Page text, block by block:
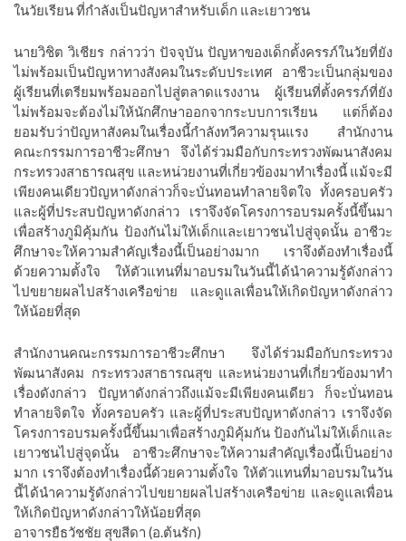
ในวัยเรียน ที่กำลังเป็นปัญหาสำหรับเด็ก และเยาวชน
นายวิชิต วิเชียร กล่าวว่า ปัจจุบัน ปัญหาของเด็กตั้งครรภ์ในวัยที่ยัง
ไม่พร้อมเป็นปัญหาทางสังคมในระดับประเทศ อาชีวะเป็นกลุ่มของ
ผู้เรียนที่เตรียมพร้อมออกไปสู่ตลาดแรงงาน ผู้เรียนที่ตั้งครรภ์ที่ยัง
ไม่พร้อมจะต้องไม่ให้นักศึกษาออกจากระบบการเรียน แต่ก็ต้อง
ยอมรับว่าปัญหาสังคมในเรื่องนี้กำลังทวีความรุนแรง สำนักงาน
คณะกรรมการอาชีวะศึกษา จึงได้ร่วมมือกับกระทรวงพัฒนาสังคม
กระทรวงสาธารณสุข และหน่วยงานที่เกี่ยวข้องมาทำเรื่องนี้ แม้จะมี
เพียงคนเดียวปัญหาดังกล่าวก็จะบั่นทอนทำลายจิตใจ ทั้งครอบครัว
และผู้ที่ประสบปัญหาดังกล่าว เราจึงจัดโครงการอบรมครั้งนี้ขึ้นมา
เพื่อสร้างภูมิคุ้มกัน ป้องกันไม่ให้เด็กและเยาวชนไปสู่จุดนั้น อาชีวะ
ศึกษาจะให้ความสำคัญเรื่องนี้เป็นอย่างมาก เราจึงต้องทำเรื่องนี้
ด้วยความตั้งใจ ให้ตัวแทนที่มาอบรมในวันนี้ได้นำความรู้ดังกล่าว
ไปขยายผลไปสร้างเครือข่าย และดูแลเพื่อนให้เกิดปัญหาดังกล่าว
ให้น้อยที่สุด
สำนักงานคณะกรรมการอาชีวะศึกษา จึงได้ร่วมมือกับกระทรวง
พัฒนาสังคม กระทรวงสาธารณสุข และหน่วยงานที่เกี่ยวข้องมาทำ
เรื่องดังกล่าว ปัญหาดังกล่าวถึงแม้จะมีเพียงคนเดียว ก็จะบั่นทอน
ทำลายจิตใจ ทั้งครอบครัว และผู้ที่ประสบปัญหาดังกล่าว เราจึงจัด
โครงการอบรมครั้งนี้ขึ้นมาเพื่อสร้างภูมิคุ้มกัน ป้องกันไม่ให้เด็กและ
เยาวชนไปสู่จุดนั้น อาชีวะศึกษาจะให้ความสำคัญเรื่องนี้เป็นอย่าง
มาก เราจึงต้องทำเรื่องนี้ด้วยความตั้งใจ ให้ตัวแทนที่มาอบรมในวัน
นี้ได้นำความรู้ดังกล่าวไปขยายผลไปสร้างเครือข่าย และดูแลเพื่อน
ให้เกิดปัญหาดังกล่าวให้น้อยที่สุด
อาจารยืธวัชชัย สุขสีดา (อ.ต้นรัก)